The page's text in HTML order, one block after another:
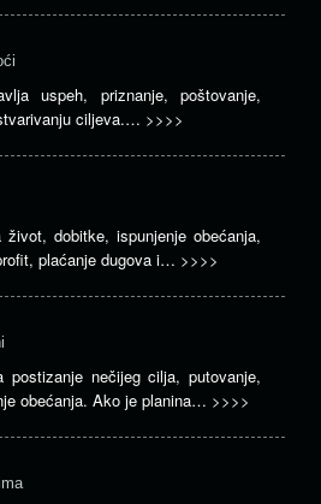
uspeh, priznanje, poštovanje,
ciljeva.… >>>>
dobitke, ispunjenje obećanja,
plaćanje dugova i… >>>>
postizanje nečijeg cilja, putovanje,
obećanja. Ako je planina… >>>>